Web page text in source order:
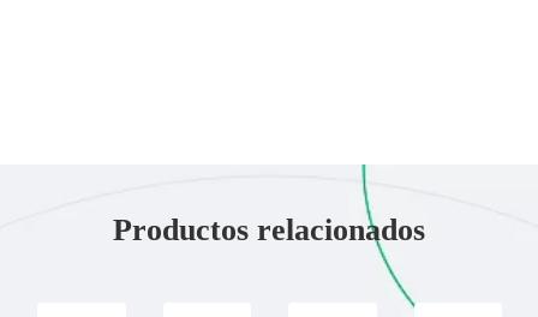
Productos relacionados